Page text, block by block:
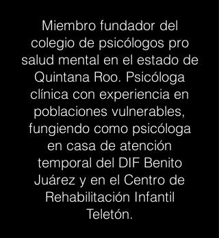
Miembro fundador del
colegio de psicólogos pro
salud mental en el estado de
Quintana Roo. Psicóloga
clínica con experiencia en
poblaciones vulnerables,
fungiendo como psicóloga
en casa de atención
temporal del DIF Benito
Juárez y en el Centro de
Rehabilitación Infantil
Teletón.